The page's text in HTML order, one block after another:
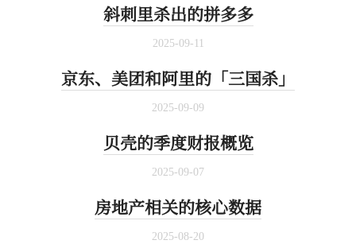
斜刺里杀出的拼多多
2025-09-11
京东、美团和阿里的「三国杀」
2025-09-09
贝壳的季度财报概览
2025-09-07
房地产相关的核心数据
2025-08-20